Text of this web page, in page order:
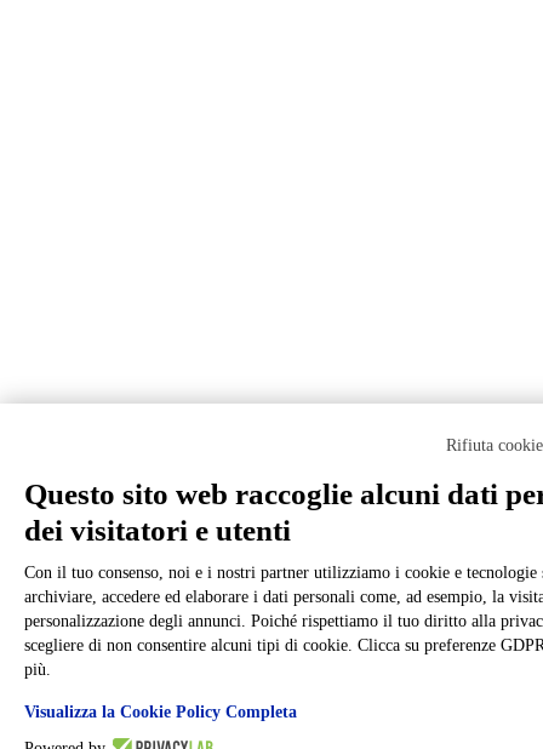
Rifiuta
Questo sito web raccoglie alcuni dati
dei visitatori e utenti
Con il tuo consenso, noi e i nostri partner utilizziamo i cookie e
archiviare, accedere ed elaborare i dati personali come, ad esempio, la
personalizzazione degli annunci. Poiché rispettiamo il tuo diritto alla
scegliere di non consentire alcuni tipi di cookie. Clicca su preferenze
più.
Visualizza la Cookie Policy Completa